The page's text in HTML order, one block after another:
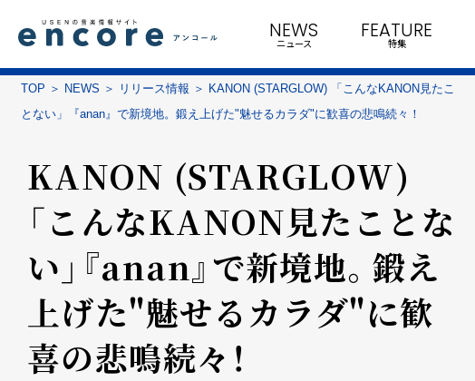
NEWS
ニュース
FEATURE
特集
TOP NEWS リリース情報
KANON (STARGLOW) 「こんなKANON見たこ
とない」『anan』で新境地。鍛え上げた"魅せるカラダ"に歓喜の悲鳴続々！
KANON (STARGLOW)
「こんなKANON見たことな
い」『anan』で新境地。鍛え
上げた"魅せるカラダ"に歓
喜の悲鳴続々！